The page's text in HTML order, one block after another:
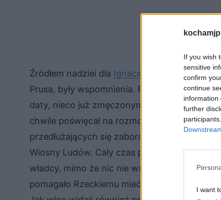
If you wish
sensitive
confirm
continue
information
further
I want
Źródłem nadziei dla Ignacego Rzeckiego,
Prusa, były wspomnienia. Rzecki był
daty, nieco już zmęczonym zawirowaniami
chwile poświęcał na rozmowy z Wokulskim
przedłużających się zaborów. Wspominał
Wiosny Ludów. Cały czas pokładał nadzieję
władcy, mimo że nic nie wskazywało na
pomagało Rzeckiemu mieć jakiś cel, na